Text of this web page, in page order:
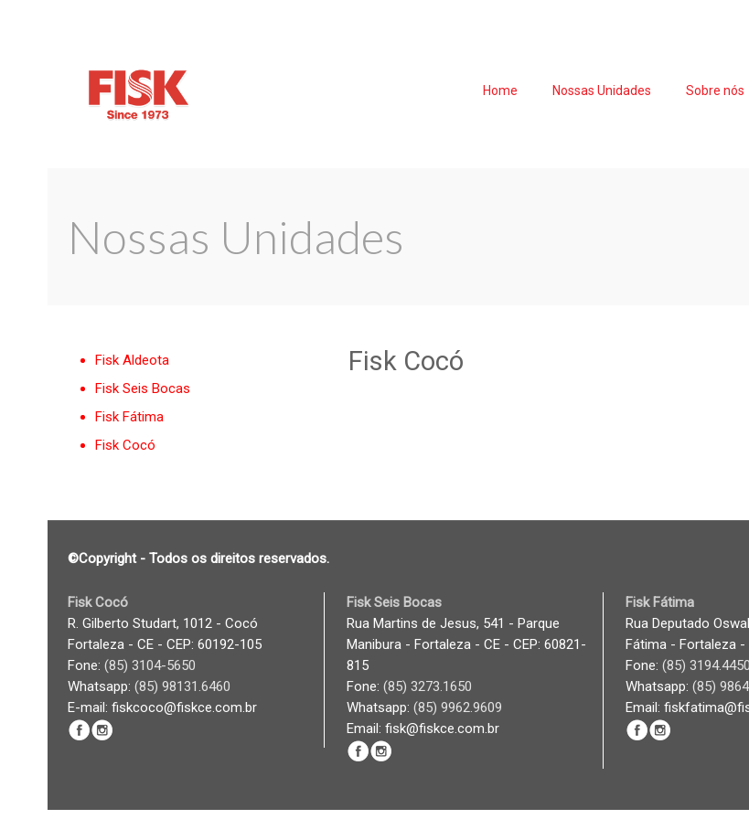
Home Nossas Unidades Sobre nós
Nossas Unidades
Fisk Aldeota
Fisk Seis Bocas
Fisk Fátima
Fisk Cocó
Fisk Cocó
©Copyright - Todos os direitos reservados.
Fisk Cocó
R. Gilberto Studart, 1012 - Cocó
Fortaleza - CE - CEP: 60192-105
Fone:(85) 3104-5650
Whatsapp:(85) 98131.6460
E-mail: fiskcoco@fiskce.com.br
Fisk Seis Bocas
Rua Martins de Jesus, 541 - Parque
Manibura - Fortaleza - CE - CEP: 60821-
815
Fone: (85) 3273.1650
Whatsapp:(85) 9962.9609
Email: fisk@fiskce.com.br
Fisk Fátima
Rua Deputado
Fátima - Fortaleza -
Fone:(85) 3194.4450
Whatsapp:(85)
Email: